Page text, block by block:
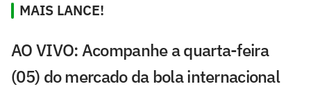
MAIS LANCE!
AO VIVO: Acompanhe a quarta-feira
(05) do mercado da bola internacional